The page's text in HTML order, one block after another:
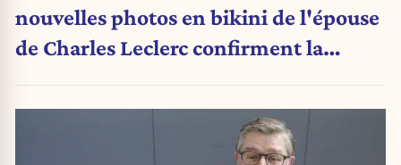
nouvelles photos en bikini de l'épouse
de Charles Leclerc confirment la